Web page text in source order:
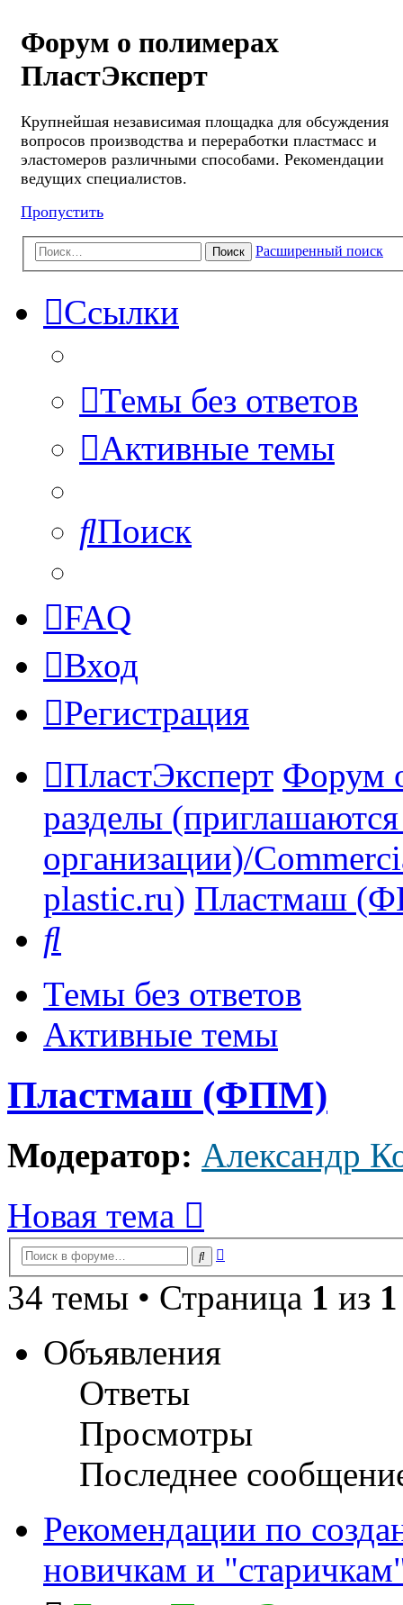
Форум о полимерах
ПластЭксперт
Крупнейшая независимая площадка для обсуждения
вопросов производства и переработки пластмасс и
эластомеров различными способами. Рекомендации
ведущих специалистов.
Пропустить
Поиск Расширенный поиск
Ссылки
Темы без ответов
Активные темы
Поиск
FAQ
Вход
Регистрация
ПластЭксперт Форум
разделы
организации)/
plastic.ru) Пластмаш
Темы без ответов
Активные темы
Пластмаш (ФПМ)
Модератор: Александр
Новая тема
Поиск
34 темы • Страница 1 из 1
Объявления
Ответы
Просмотры
Последнее
Рекомендации по
новичкам и